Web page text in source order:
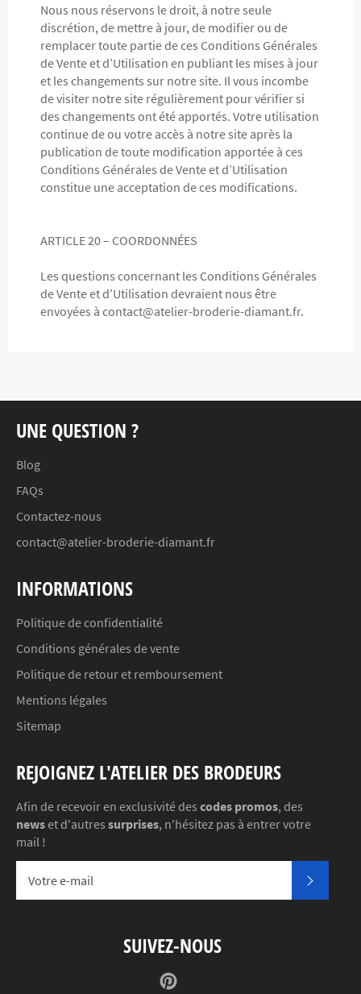
Nous nous réservons le droit, à notre seule
discrétion, de mettre à jour, de modifier ou de
remplacer toute partie de ces Conditions Générales
de Vente et d’Utilisation en publiant les mises à jour
et les changements sur notre site. Il vous incombe
de visiter notre site régulièrement pour vérifier si
des changements ont été apportés. Votre utilisation
continue de ou votre accès à notre site après la
publication de toute modification apportée à ces
Conditions Générales de Vente et d’Utilisation
constitue une acceptation de ces modifications.
ARTICLE 20 – COORDONNÉES
Les questions concernant les Conditions Générales
de Vente et d’Utilisation devraient nous être
envoyées à contact@atelier-broderie-diamant.fr.
UNE QUESTION ?
Blog
FAQs
Contactez-nous
contact@atelier-broderie-diamant.fr
INFORMATIONS
Politique de confidentialité
Conditions générales de vente
Politique de retour et remboursement
Mentions légales
Sitemap
REJOIGNEZ L'ATELIER DES BRODEURS
Afin de recevoir en exclusivité des codes promos, des
newset d'autres surprises, n'hésitez pas à entrer votre
mail !
SUIVEZ-NOUS